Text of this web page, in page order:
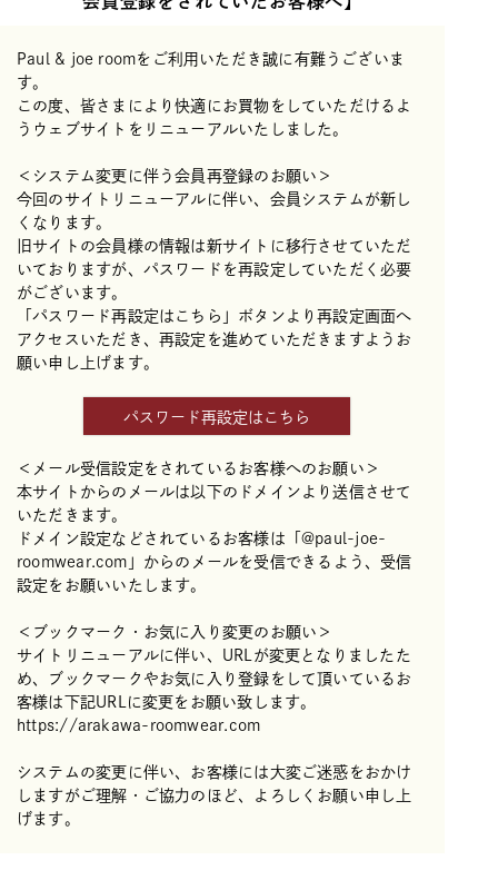
Paul & joe roomをご利用いただき誠に有難うございま
す。
この度、皆さまにより快適にお買物をしていただけるよ
うウェブサイトをリニューアルいたしました。
＜システム変更に伴う会員再登録のお願い＞
今回のサイトリニューアルに伴い、会員システムが新し
くなります。
旧サイトの会員様の情報は新サイトに移行させていただ
いておりますが、パスワードを再設定していただく必要
がございます。
「パスワード再設定はこちら」ボタンより再設定画面へ
アクセスいただき、再設定を進めていただきますようお
願い申し上げます。
パスワード再設定はこちら
＜メール受信設定をされているお客様へのお願い＞
本サイトからのメールは以下のドメインより送信させて
いただきます。
ドメイン設定などされているお客様は「@paul-joe-
roomwear.com」からのメールを受信できるよう、受信
設定をお願いいたします。
＜ブックマーク・お気に入り変更のお願い＞
サイトリニューアルに伴い、URLが変更となりましたた
め、ブックマークやお気に入り登録をして頂いているお
客様は下記URLに変更をお願い致します。
https://arakawa-roomwear.com
システムの変更に伴い、お客様には大変ご迷惑をおかけ
しますがご理解・ご協力のほど、よろしくお願い申し上
げます。